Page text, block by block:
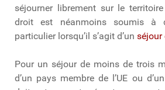
séjourner librement sur le
droit est néanmoins soumis à
particulier lorsqu’il s’agit d’un séjour
Pour un séjour de moins de trois
d’un pays membre de l’UE ou